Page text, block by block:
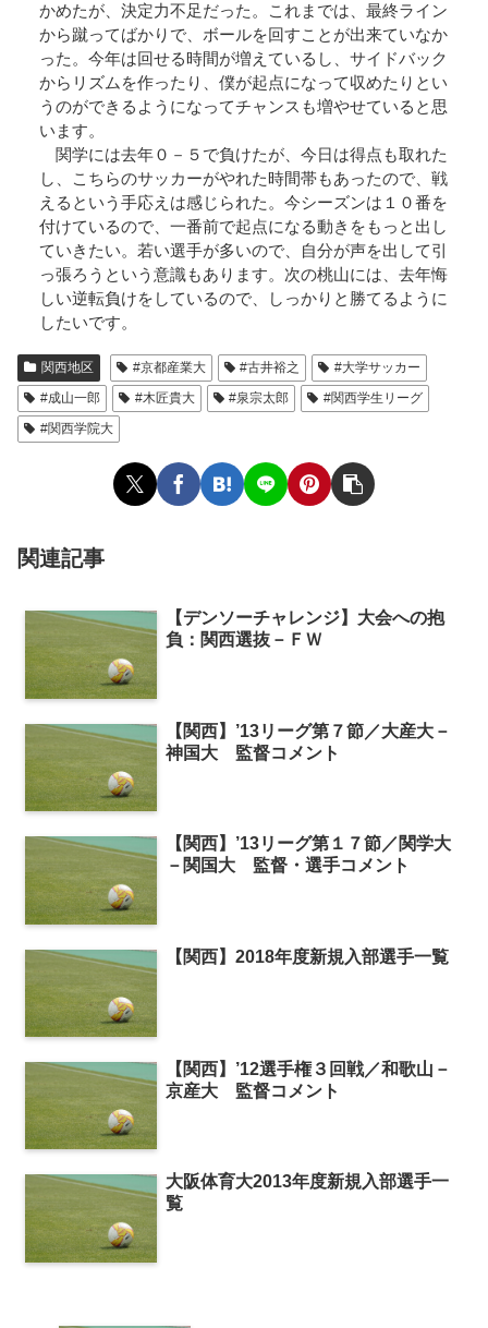
かめたが、決定力不足だった。これまでは、最終ライン
から蹴ってばかりで、ボールを回すことが出来ていなか
った。今年は回せる時間が増えているし、サイドバック
からリズムを作ったり、僕が起点になって収めたりとい
うのができるようになってチャンスも増やせていると思
います。
関学には去年０－５で負けたが、今日は得点も取れた
し、こちらのサッカーがやれた時間帯もあったので、戦
えるという手応えは感じられた。今シーズンは１０番を
付けているので、一番前で起点になる動きをもっと出し
ていきたい。若い選手が多いので、自分が声を出して引
っ張ろうという意識もあります。次の桃山には、去年悔
しい逆転負けをしているので、しっかりと勝てるように
したいです。
関西地区 #京都産業大 #古井裕之
#大学サッカー
#成山一郎
#木匠貴大 #泉宗太郎
#関西学生リーグ
#関西学院大
関連記事
【デンソーチャレンジ】大会への抱
負：関西選抜－ＦＷ
【関西】’13リーグ第７節／大産大－
神国大 監督コメント
【関西】’13リーグ第１７節／関学大
－関国大 監督・選手コメント
【関西】2018年度新規入部選手一覧
【関西】’12選手権３回戦／和歌山－
京産大 監督コメント
大阪体育大2013年度新規入部選手一
覧